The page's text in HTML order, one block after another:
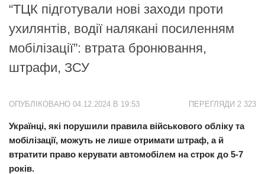
Дніпро
Львів
Івано-Франківськ
Харків
Одеса
Схід
Прикарпаття
Економіка
“ТЦК підготували нові заходи проти
ухилянтів, водії налякані посиленням
мобілізації”: втрата бронювання,
штрафи, ЗСУ
ПЕРЕГЛЯДИ 2 323
ОПУБЛІКОВАНО 04.12.2024 В 19:53
Українці, які порушили правила військового обліку та
мобілізації, можуть не лише отримати штраф, а й
втратити право керувати автомобілем на строк до 5-7
років.